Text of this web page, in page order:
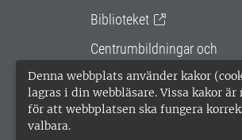
Denna webbplats använder kakor
lagras i din webbläsare. Vissa kakor är
för att webbplatsen ska fungera
valbara.
Biblioteket
Centrumbildningar och
samarbetsprojekt
Gemensamma